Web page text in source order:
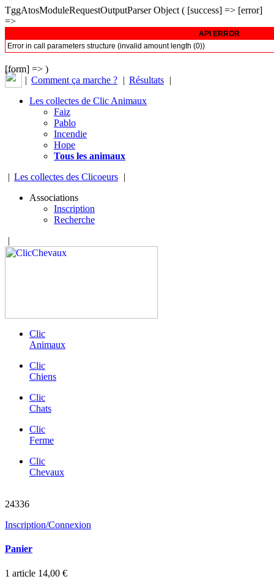
TggAtosModuleRequestOutputParser Object ( [success] => [error]
=>
API ERROR
Error in call parameters structure (invalid amount length (0))
[form] => )
| Comment ça marche ? | Résultats |
Les collectes de Clic Animaux
Faiz
Pablo
Incendie
Hope
Tous les animaux
| Les collectes des Clicoeurs |
Associations
Inscription
Recherche
|
Clic
Animaux
Clic
Chiens
Clic
Chats
Clic
Ferme
Clic
Chevaux
24336
Inscription/Connexion
Panier
1 article 14,00 €